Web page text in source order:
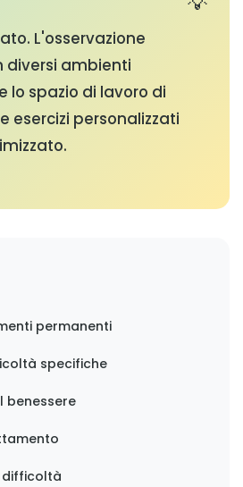
L'osservazione
diversi ambienti
lo spazio di lavoro di
esercizi personalizzati
permanenti
specifiche
benessere
difficoltà